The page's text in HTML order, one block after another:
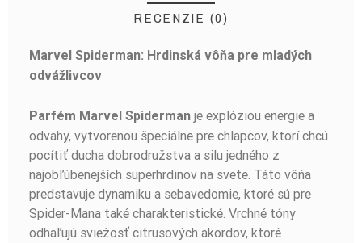
RECENZIE (0)
Marvel Spiderman: Hrdinská vôňa pre mladých
odvážlivcov
Parfém Marvel Spiderman je explóziou energie a
odvahy, vytvorenou špeciálne pre chlapcov, ktorí chcú
pocítiť ducha dobrodružstva a silu jedného z
najobľúbenejších superhrdinov na svete. Táto vôňa
predstavuje dynamiku a sebavedomie, ktoré sú pre
Spider-Mana také charakteristické. Vrchné tóny
odhaľujú sviežosť citrusových akordov, ktoré
BUĎTE PRVÝ, KTO NAPÍŠE RECENZIU!